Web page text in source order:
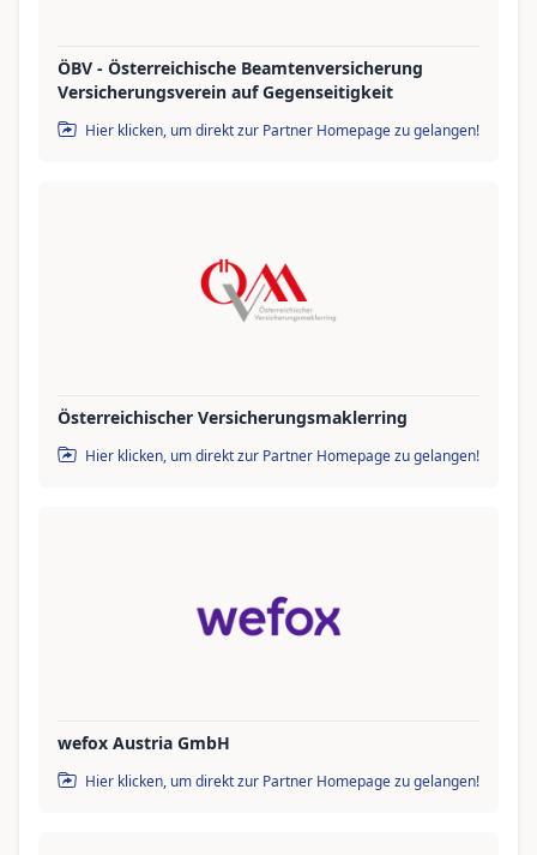
ÖBV - Österreichische Beamtenversicherung
Versicherungsverein auf Gegenseitigkeit
Hier klicken, um direkt zur Partner Homepage zu gelangen!
Österreichischer Versicherungsmaklerring
Hier klicken, um direkt zur Partner Homepage zu gelangen!
wefox Austria GmbH
Hier klicken, um direkt zur Partner Homepage zu gelangen!